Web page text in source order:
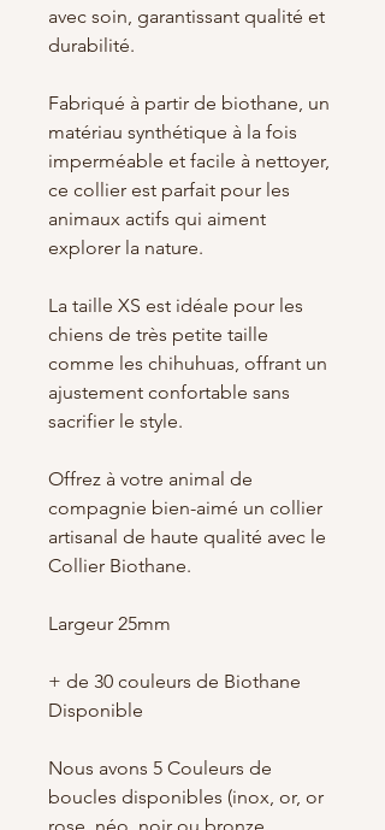
avec soin, garantissant qualité et
durabilité.
Fabriqué à partir de biothane, un
matériau synthétique à la fois
imperméable et facile à nettoyer,
ce collier est parfait pour les
animaux actifs qui aiment
explorer la nature.
La taille XS est idéale pour les
chiens de très petite taille
comme les chihuhuas, offrant un
ajustement confortable sans
sacrifier le style.
Offrez à votre animal de
compagnie bien-aimé un collier
artisanal de haute qualité avec le
Collier Biothane.
Largeur 25mm
+ de 30 couleurs de Biothane
Disponible
Nous avons 5 Couleurs de
boucles disponibles (inox, or, or
rose, néo, noir ou bronze.